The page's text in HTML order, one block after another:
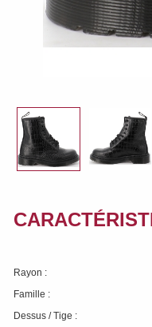
Rayon :
Famille :
Dessus / Tige :